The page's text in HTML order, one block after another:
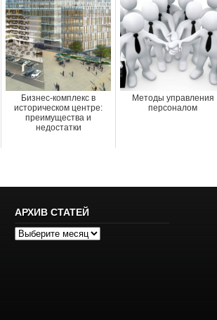
Бизнес-комплекс в
историческом центре:
преимущества и
недостатки
Методы управления
персоналом
АРХИВ СТАТЕЙ
Архив